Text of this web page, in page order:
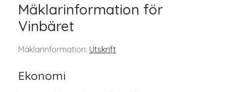
Mäklarinformation för
Vinbäret
Mäklarinformation: Utskrift
Ekonomi